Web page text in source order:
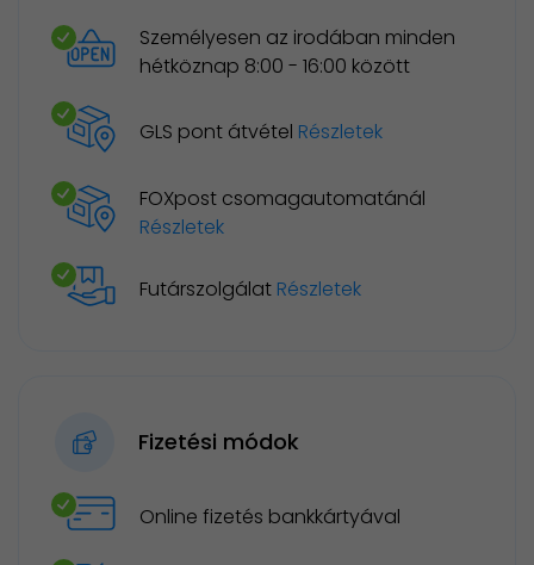
Személyesen az irodában minden
hétköznap 8:00 - 16:00 között
GLS pont átvétel Részletek
FOXpost csomagautomatánál
Részletek
Futárszolgálat Részletek
Fizetési módok
Online fizetés bankkártyával